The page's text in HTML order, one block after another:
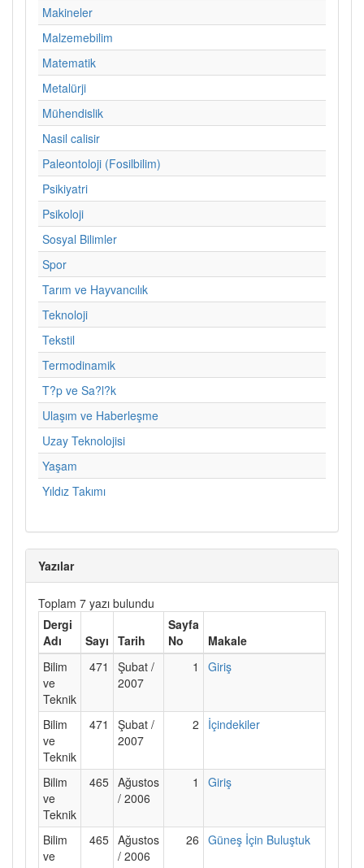
Makineler
Malzemebilim
Matematik
Metalürji
Mühendislik
Nasil calisir
Paleontoloji (Fosilbilim)
Psikiyatri
Psikoloji
Sosyal Bilimler
Spor
Tarım ve Hayvancılık
Teknoloji
Tekstil
Termodinamik
T?p ve Sa?l?k
Ulaşım ve Haberleşme
Uzay Teknolojisi
Yaşam
Yıldız Takımı
Yazılar
Toplam 7 yazı bulundu
Dergi
Adı
Sayı Tarih
Sayfa
No
Makale
Bilim
ve
Teknik
471
Şubat /
2007
1 Giriş
Bilim
ve
Teknik
471
Şubat /
2007
2 İçindekiler
Bilim
ve
Teknik
465 Ağustos
/ 2006
1 Giriş
Bilim
ve
465 Ağustos
/ 2006
26 Güneş İçin Buluştuk